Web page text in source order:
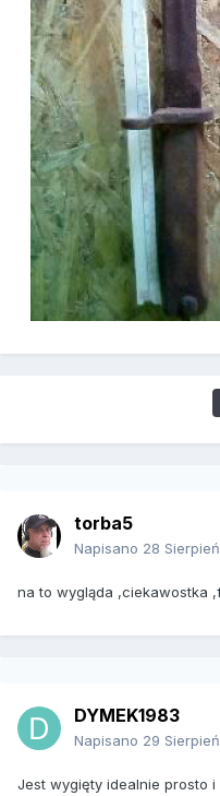
torba5
Napisano 28
na to wygląda ,ciekawostka
DYMEK1983
Napisano 29
Jest wygięty idealnie prosto